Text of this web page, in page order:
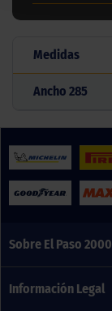
Medidas
Ancho 285
Sobre El Paso 2000
Información Legal